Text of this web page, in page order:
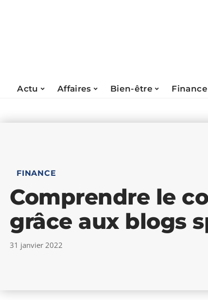
Actu Affaires Bien-être Finance
FINANCE
Comprendre le
grâce aux blogs
31 janvier 2022